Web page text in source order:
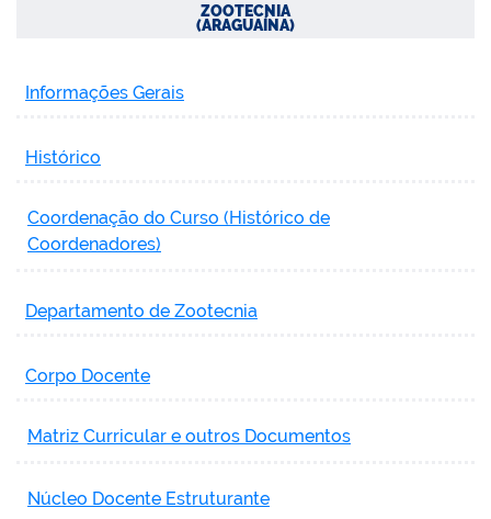
ZOOTECNIA
(ARAGUAÍNA)
Informações Gerais
Histórico
Coordenação do Curso (Histórico de
Coordenadores)
Departamento de Zootecnia
Corpo Docente
Matriz Curricular e outros Documentos
Núcleo Docente Estruturante